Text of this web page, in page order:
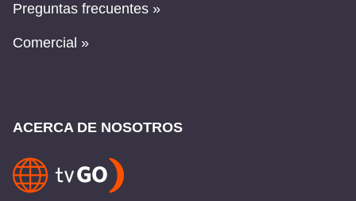
Preguntas frecuentes »
Comercial »
ACERCA DE NOSOTROS